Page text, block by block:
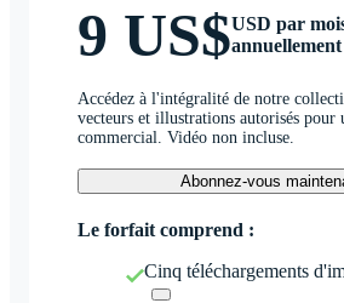
9 US$USD par
annuellement
Accédez à l'intégralité de notre
vecteurs et illustrations autorisés pour
commercial. Vidéo non incluse.
Abonnez-vous
Le forfait comprend :
Cinq téléchargements